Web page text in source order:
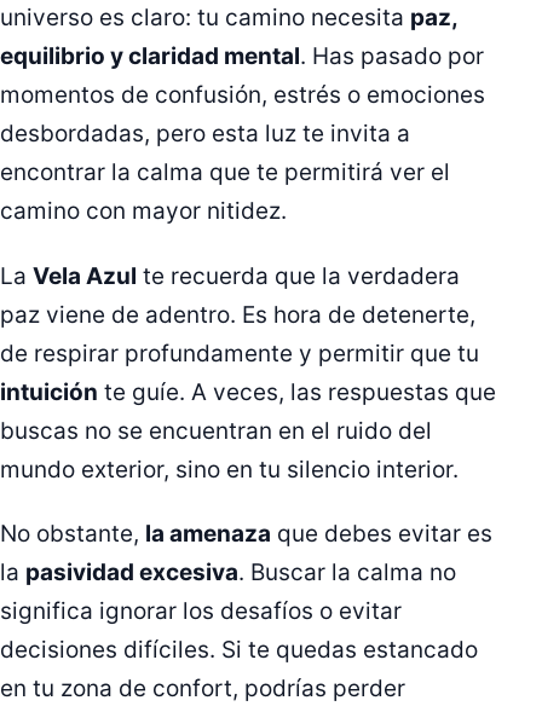
universo es claro: tu camino necesita paz,
equilibrio y claridad mental. Has pasado por
momentos de confusión, estrés o emociones
desbordadas, pero esta luz te invita a
encontrar la calma que te permitirá ver el
camino con mayor nitidez.
La Vela Azul te recuerda que la verdadera
paz viene de adentro. Es hora de detenerte,
de respirar profundamente y permitir que tu
intuición te guíe. A veces, las respuestas que
buscas no se encuentran en el ruido del
mundo exterior, sino en tu silencio interior.
No obstante, la amenaza que debes evitar es
la pasividad excesiva. Buscar la calma no
significa ignorar los desafíos o evitar
decisiones difíciles. Si te quedas estancado
en tu zona de confort, podrías perder